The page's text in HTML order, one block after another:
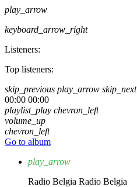
play_arrow
keyboard_arrow_right
Listeners:
Top listeners:
skip_previous play_arrow skip_next
00:00 00:00
playlist_play chevron_left
volume_up
chevron_left
Go to album
play_arrow
Radio Belgia Radio Belgia